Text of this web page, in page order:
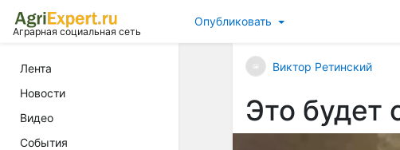
Аграрная социальная сеть
Опубликовать
Лента
Новости
Видео
События
Виктор Ретинский
Это будет